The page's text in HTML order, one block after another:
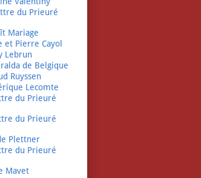
du Prieuré
Mariage
et Pierre Cayol
Lebrun
de Belgique
Ruyssen
Lecomte
du Prieuré
du Prieuré
Plettner
du Prieuré
Mavet